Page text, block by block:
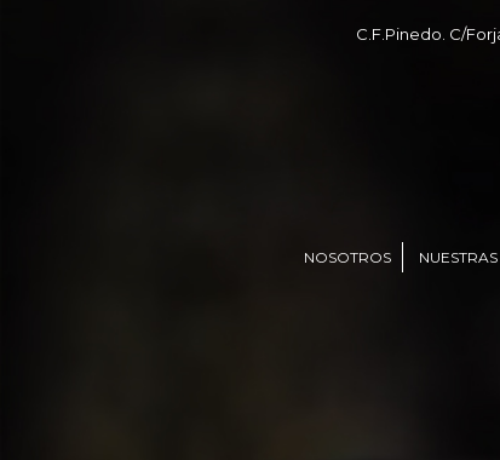
C.F.Pinedo. C/
NOSOTROS